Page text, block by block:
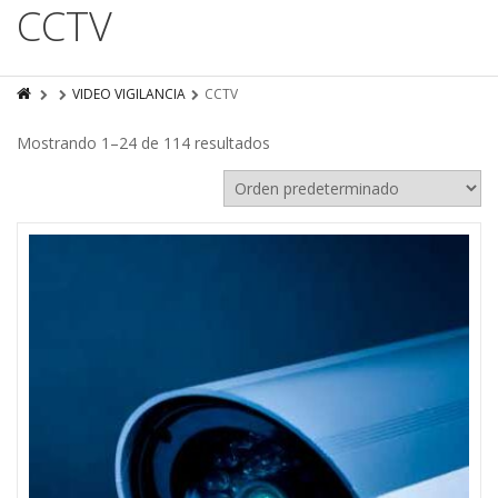
CCTV
VIDEO VIGILANCIA CCTV
Mostrando 1–24 de 114 resultados